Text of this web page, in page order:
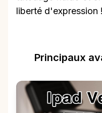
liberté d'expression !
Principaux